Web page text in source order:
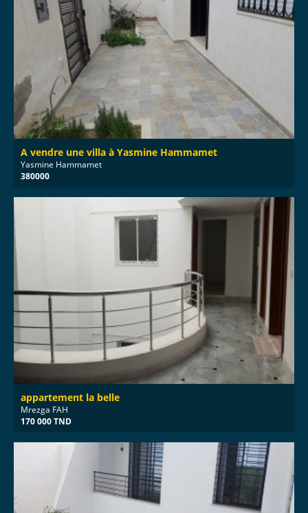
A vendre une villa à Yasmine Hammamet
Yasmine Hammamet
380000
appartement la belle
Mrezga FAH
170 000 TND